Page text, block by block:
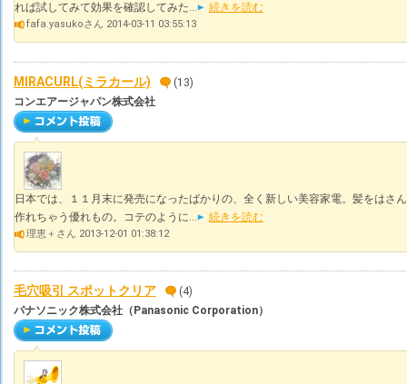
れば試してみて効果を確認してみた...
続きを読む
fafa.yasukoさん 2014-03-11 03:55:13
MIRACURL(ミラカール)
(13)
コンエアージャパン株式会社
日本では、１１月末に発売になったばかりの、全く新しい美容家電。髪をはさ
作れちゃう優れもの。コテのように...
続きを読む
理恵＋さん 2013-12-01 01:38:12
毛穴吸引 スポットクリア
(4)
パナソニック株式会社（Panasonic Corporation）